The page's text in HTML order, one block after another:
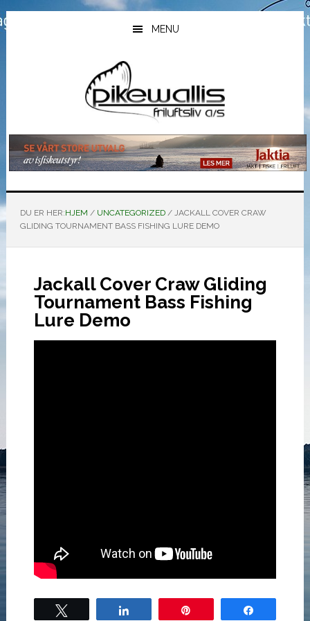
Hopp
til
Hopp
til
Hopp
til
MENU
DU ER HER:HJEM / UNCATEGORIZED /JACKALL COVER CRAW
GLIDING TOURNAMENT BASS FISHING LURE DEMO
Jackall Cover Craw Gliding
Tournament Bass Fishing
Lure Demo